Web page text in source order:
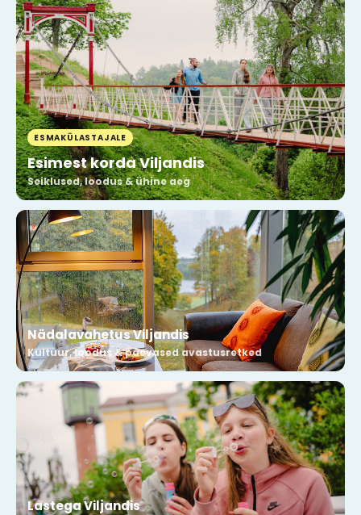
ESMAKÜLASTAJALE
Esimest korda Viljandis
Seiklused, loodus & ühine aeg
Nädalavahetus Viljandis
Kultuur, loodus & päevased avastusretked
Lastega Viljandis